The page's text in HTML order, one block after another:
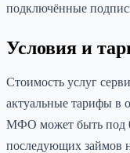
подключённые
Условия и
Стоимость услуг
актуальные тарифы в
МФО может быть под
последующих займов